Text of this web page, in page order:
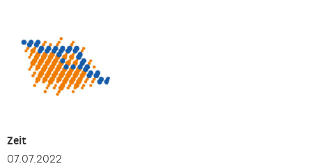
Zeit
07.07.2022